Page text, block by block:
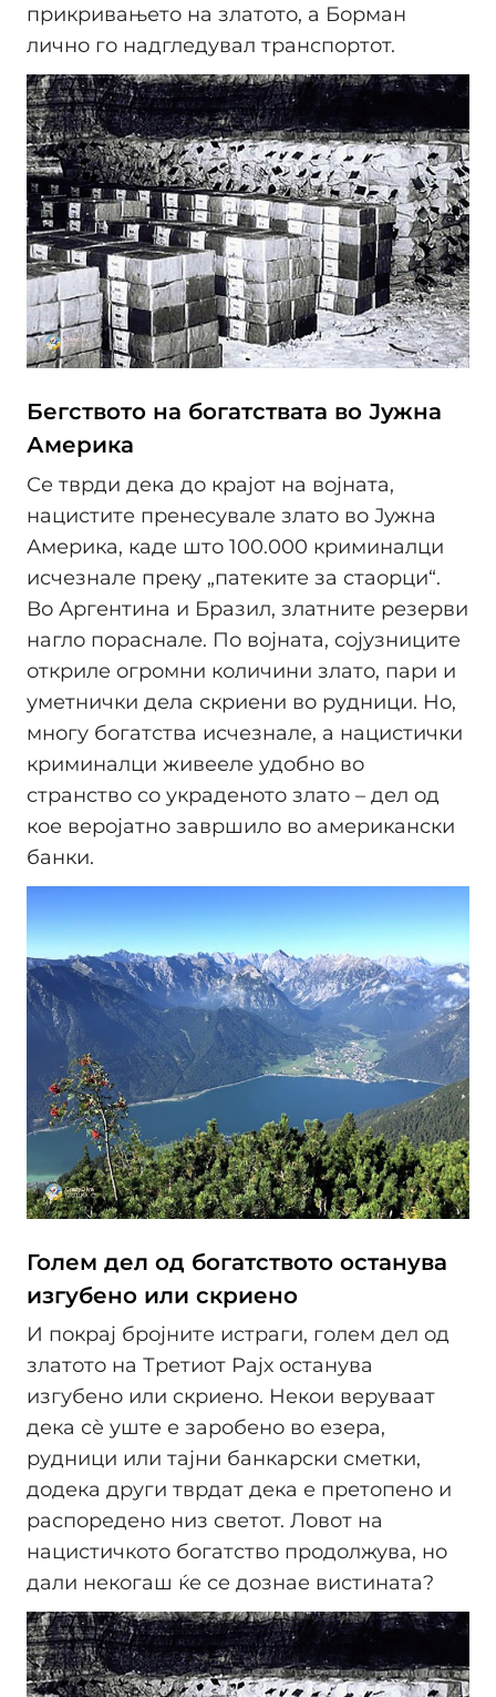
прикривањето на златото, а Борман
лично го надгледувал транспортот.
Бегството на богатствата во Јужна
Америка
Се тврди дека до крајот на војната,
нацистите пренесувале злато во Јужна
Америка, каде што 100.000 криминалци
исчезнале преку „патеките за стаорци“.
Во Аргентина и Бразил, златните резерви
нагло пораснале. По војната, сојузниците
откриле огромни количини злато, пари и
уметнички дела скриени во рудници. Но,
многу богатства исчезнале, а нацистички
криминалци живееле удобно во
странство со украденото злато – дел од
кое веројатно завршило во американски
банки.
Голем дел од богатството останува
изгубено или скриено
И покрај бројните истраги, голем дел од
златото на Третиот Рајх останува
изгубено или скриено. Некои веруваат
дека сè уште е заробено во езера,
рудници или тајни банкарски сметки,
додека други тврдат дека е претопено и
распоредено низ светот. Ловот на
нацистичкото богатство продолжува, но
дали некогаш ќе се дознае вистината?